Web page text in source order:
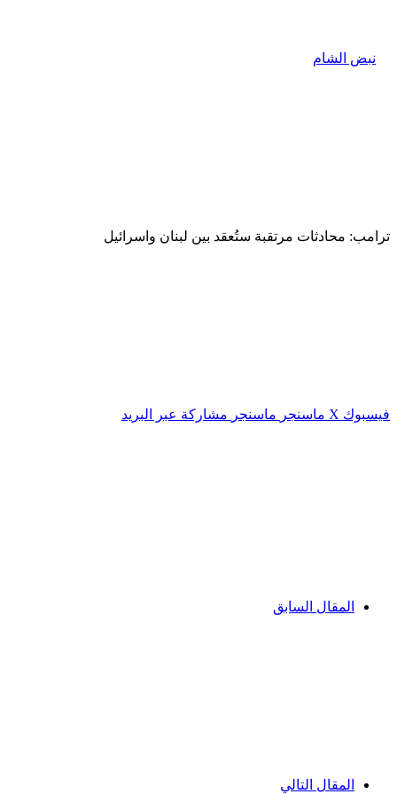
ترامب: محادثات مرتقبة ستُعقد بين لبنان واسرائيل
فيسبوك ‫X ماسنجر ماسنجر مشاركة عبر البريد
المقال السابق
المقال التالي